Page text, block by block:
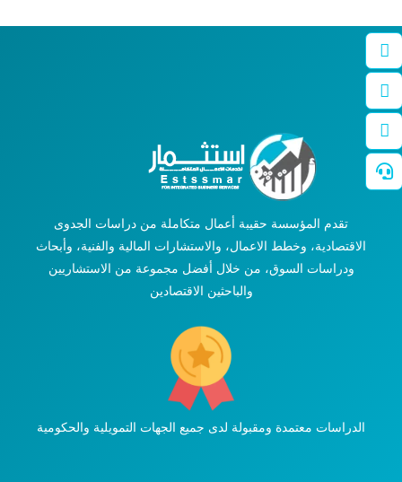
تقدم المؤسسة حقيبة أعمال متكاملة من دراسات الجدوى
الاقتصادية، وخطط الاعمال، والاستشارات المالية والفنية، وأبحاث
ودراسات السوق، من خلال أفضل مجموعة من الاستشاريين
والباحثين الاقتصادين
الدراسات معتمدة ومقبولة لدى جميع الجهات التمويلية والحكومية